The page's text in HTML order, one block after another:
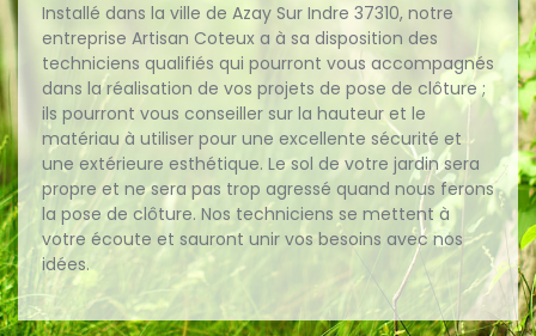
Installé dans la ville de Azay Sur Indre 37310, notre
entreprise Artisan Coteux a à sa disposition des
techniciens qualifiés qui pourront vous accompagnés
dans la réalisation de vos projets de pose de clôture ;
ils pourront vous conseiller sur la hauteur et le
matériau à utiliser pour une excellente sécurité et
une extérieure esthétique. Le sol de votre jardin sera
propre et ne sera pas trop agressé quand nous ferons
la pose de clôture. Nos techniciens se mettent à
votre écoute et sauront unir vos besoins avec nos
idées.